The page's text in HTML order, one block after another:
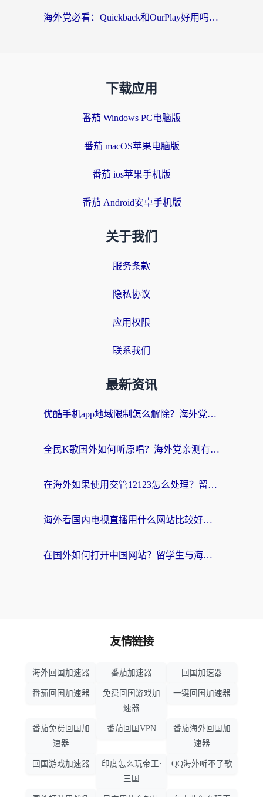
海外党必看：Quickback和OurPlay好用吗？3分钟选对回国加速器，无缝刷剧玩游戏
下载应用
番茄 Windows PC电脑版
番茄 macOS苹果电脑版
番茄 ios苹果手机版
番茄 Android安卓手机版
关于我们
服务条款
隐私协议
应用权限
联系我们
最新资讯
优酷手机app地域限制怎么解除？海外党亲测有效的追剧方案
全民K歌国外如何听原唱？海外党亲测有效的回国加速器选择指南
在海外如果使用交管12123怎么处理？留学生亲测有效的回国加速方案
海外看国内电视直播用什么网站比较好？一篇解决你所有追剧难题的实用指南
在国外如何打开中国网站？留学生与海外华人的无缝访问指南
友情链接
海外回国加速器 番茄加速器 回国加速器
番茄回国加速器
免费回国游戏加
速器
一键回国加速器
番茄免费回国加
速器
番茄回国VPN
番茄海外回国加
速器
回国游戏加速器
印度怎么玩帝王·
三国
QQ海外听不了歌